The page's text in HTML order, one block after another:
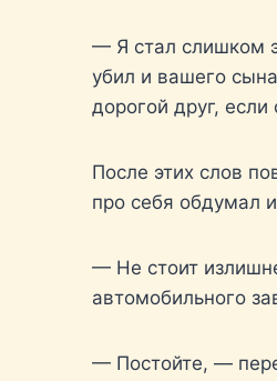
— Я стал слишком
убил и вашего
дорогой друг,
После этих слов
про себя обдумал
— Не стоит
автомобильного
— Постойте, —